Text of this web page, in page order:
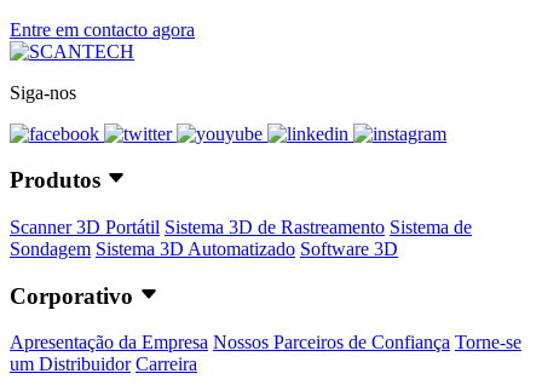
Entre em contacto agora
Siga-nos
Produtos
Scanner 3D Portátil Sistema 3D de Rastreamento Sistema de
Sondagem Sistema 3D Automatizado Software 3D
Corporativo
Apresentação da Empresa Nossos Parceiros de Confiança Torne-se
um Distribuidor Carreira